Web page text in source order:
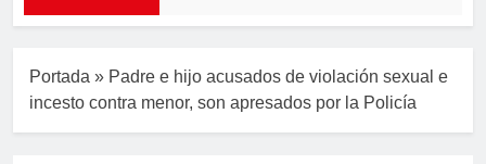
Portada » Padre e hijo acusados de violación sexual e
incesto contra menor, son apresados por la Policía